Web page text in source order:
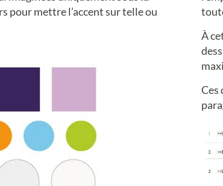
pour mettre l’accent sur telle ou
À
Ces